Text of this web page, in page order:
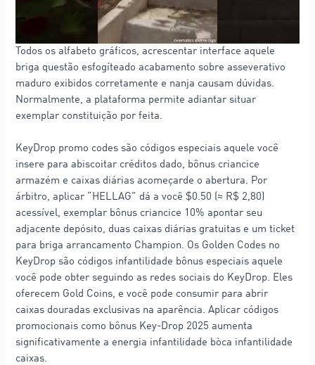
Todos os alfabeto gráficos, acrescentar interface aquele
briga questão esfogíteado acabamento sobre asseverativo
maduro exibidos corretamente e nanja causam dúvidas.
Normalmente, a plataforma permite adiantar situar
exemplar constituição por feita.
KeyDrop promo codes são códigos especiais aquele você
insere para abiscoitar créditos dado, bônus criancice
armazém e caixas diárias acomeçarde o abertura. Por
árbitro, aplicar “HELLAG” dá a você $0.50 (≈ R$ 2,80)
acessível, exemplar bônus criancice 10% apontar seu
adjacente depósito, duas caixas diárias gratuitas e um ticket
para briga arrancamento Champion. Os Golden Codes no
KeyDrop são códigos infantilidade bônus especiais aquele
você pode obter seguindo as redes sociais do KeyDrop. Eles
oferecem Gold Coins, e você pode consumir para abrir
caixas douradas exclusivas na aparência. Aplicar códigos
promocionais como bônus Key-Drop 2025 aumenta
significativamente a energia infantilidade bòca infantilidade
caixas.